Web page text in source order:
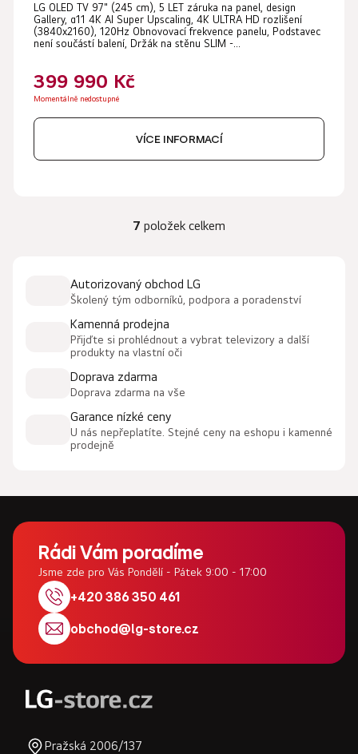
LG OLED TV 97" (245 cm), 5 LET záruka na panel, design
Gallery, α11 4K AI Super Upscaling, 4K ULTRA HD rozlišení
(3840x2160), 120Hz Obnovovací frekvence panelu, Podstavec
není součástí balení, Držák na stěnu SLIM -...
399 990 Kč
Momentálně nedostupné
VÍCE INFORMACÍ
O
á
d
c
í
r
k
y
p
u
7 položek celkem
Autorizovaný obchod LG
Školený tým odborníků, podpora a poradenství
Kamenná prodejna
Přijďte si prohlédnout a vybrat televizory a další
produkty na vlastní oči
Doprava zdarma
Doprava zdarma na vše
Garance nízké ceny
U nás nepřeplatíte. Stejné ceny na eshopu i kamenné
prodejně
Rádi Vám poradíme
Jsme zde pro Vás Pondělí - Pátek 9:00 - 17:00
+420 386 350 461
obchod@lg-store.cz
Pražská 2006/137